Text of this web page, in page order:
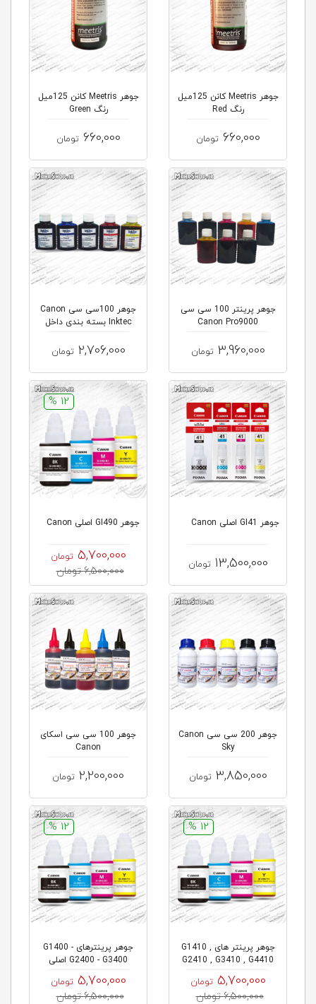
جوهر Meetris کانن 125میل
رنگ Red
660,000 تومان
جوهر Meetris کانن 125میل
رنگ Green
660,000 تومان
جوهر پرینتر 100 سی سی
Canon Pro9000
3,960,000 تومان
جوهر 100سی سی Canon
Inktec بسته بندی داخل
2,706,000 تومان
جوهر GI41 اصلی Canon
13,500,000 تومان
12 %
جوهر GI490 اصلی Canon
5,700,000 تومان
6,500,000 تومان
جوهر 200 سی سی Canon
Sky
3,850,000 تومان
جوهر 100 سی سی اسکای
Canon
2,200,000 تومان
12 %
جوهر پرینتر های G1410 ,
G2410 , G3410 , G4410
اصلی...
5,700,000 تومان
6,500,000 تومان
12 %
جوهر پرینترهای G1400 -
G2400 - G3400 اصلی
Canon
5,700,000 تومان
6,500,000 تومان